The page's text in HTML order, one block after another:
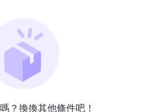
？換換其他條件吧！